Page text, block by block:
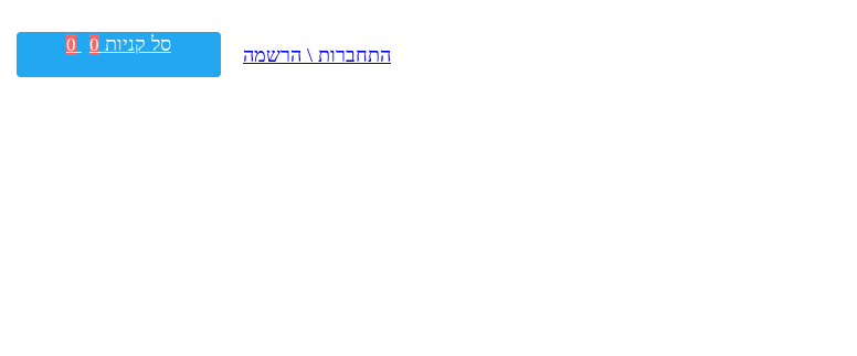
התחברות \ הרשמה סל קניות 0
0